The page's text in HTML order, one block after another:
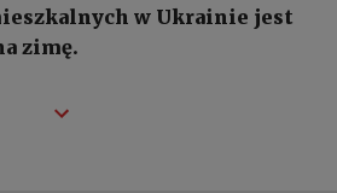
w Ukrainie jest
zimę.